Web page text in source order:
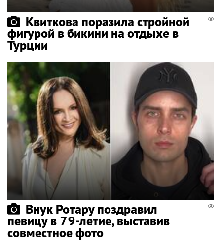
Квиткова поразила стройной
фигурой в бикини на отдыхе в
Турции
Внук Ротару поздравил
певицу в 79-летие, выставив
совместное фото